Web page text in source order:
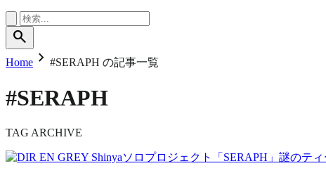
search
Home chevron_right #SERAPH の記事一覧
#SERAPH
TAG ARCHIVE